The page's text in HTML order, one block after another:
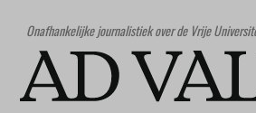
Onafhankelijke journalistiek over de Vrije